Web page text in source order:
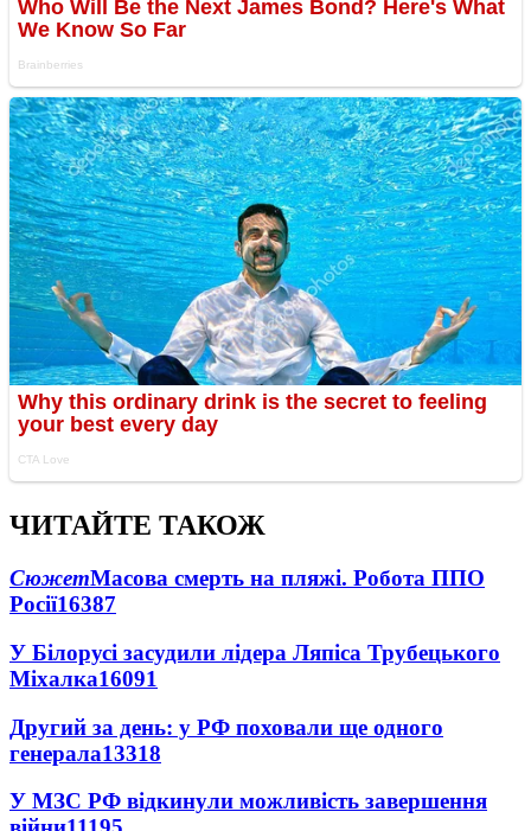
ЧИТАЙТЕ ТАКОЖ
СюжетМасова смерть на пляжі. Робота ППО
Росії16387
У Білорусі засудили лідера Ляпіса Трубецького
Міхалка16091
Другий за день: у РФ поховали ще одного
генерала13318
У МЗС РФ відкинули можливість завершення